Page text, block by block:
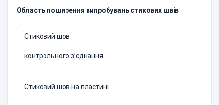
Область поширення випробувань стикових швiв
Стиковий шов
контрольного з’єднання
Стиковий шов на пластинi